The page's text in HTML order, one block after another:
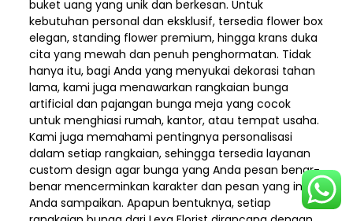
buket uang yang unik dan berkesan. Untuk
kebutuhan personal dan eksklusif, tersedia flower box
elegan, standing flower premium, hingga krans duka
cita yang mewah dan penuh penghormatan. Tidak
hanya itu, bagi Anda yang menyukai dekorasi tahan
lama, kami juga menawarkan rangkaian bunga
artificial dan pajangan bunga meja yang cocok
untuk menghiasi rumah, kantor, atau tempat usaha.
Kami juga memahami pentingnya personalisasi
dalam setiap rangkaian, sehingga tersedia layanan
custom design agar bunga yang Anda pesan benar-
benar mencerminkan karakter dan pesan yang ingin
Anda sampaikan. Apapun bentuknya, setiap